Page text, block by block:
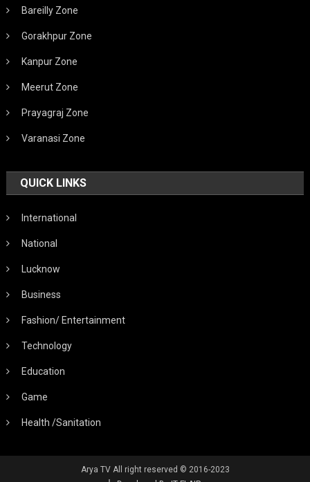
Bareilly Zone
Gorakhpur Zone
Kanpur Zone
Meerut Zone
Prayagraj Zone
Varanasi Zone
QUICK LINKS
International
National
Lucknow
Business
Fashion/ Entertainment
Technology
Education
Game
Health /Sanitation
Arya TV All right reserved © 2016-2023